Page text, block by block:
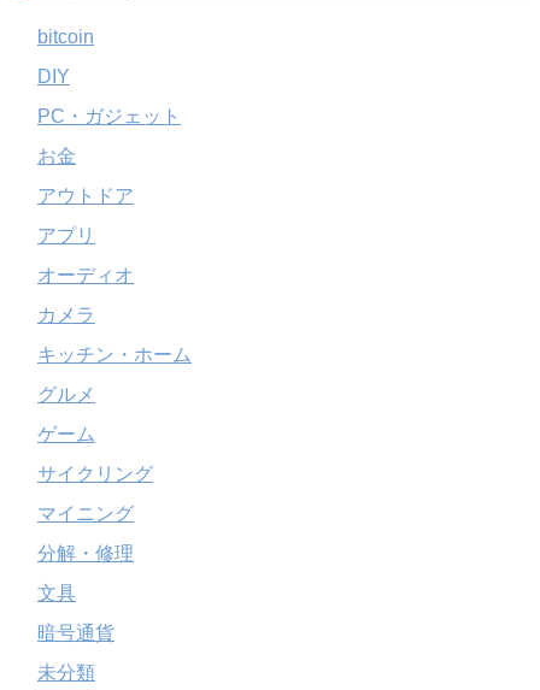
bitcoin
DIY
PC・ガジェット
お金
アウトドア
アプリ
オーディオ
カメラ
キッチン・ホーム
グルメ
ゲーム
サイクリング
マイニング
分解・修理
文具
暗号通貨
未分類